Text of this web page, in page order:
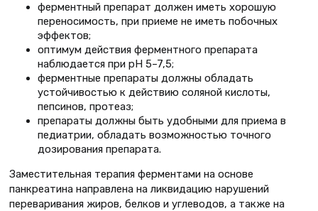
ферментный препарат должен иметь хорошую
переносимость, при приеме не иметь побочных
эффектов;
оптимум действия ферментного препарата
наблюдается при рН 5–7,5;
ферментные препараты должны обладать
устойчивостью к действию соляной кислоты,
пепсинов, протеаз;
препараты должны быть удобными для приема в
педиатрии, обладать возможностью точного
дозирования препарата.
Заместительная терапия ферментами на основе
панкреатина направлена на ликвидацию нарушений
переваривания жиров, белков и углеводов, а также на